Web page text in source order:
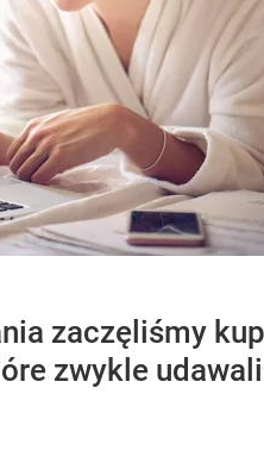
zaczęliśmy
zwykle